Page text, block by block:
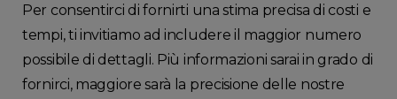
Per consentirci di fornirti una stima precisa di costi e
tempi, ti invitiamo ad includere il maggior numero
possibile di dettagli. Più informazioni sarai in grado di
fornirci, maggiore sarà la precisione delle nostre